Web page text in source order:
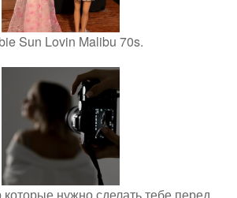
Sun Lovin Malibu 70s.